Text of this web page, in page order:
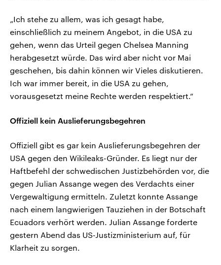
„Ich stehe zu allem, was ich gesagt habe,
einschließlich zu meinem Angebot, in die USA zu
gehen, wenn das Urteil gegen Chelsea Manning
herabgesetzt würde. Das wird aber nicht vor Mai
geschehen, bis dahin können wir Vieles diskutieren.
Ich war immer bereit, in die USA zu gehen,
vorausgesetzt meine Rechte werden respektiert.“
Offiziell kein Auslieferungsbegehren
Offiziell gibt es gar kein Auslieferungsbegehren der
USA gegen den Wikileaks-Gründer. Es liegt nur der
Haftbefehl der schwedischen Justizbehörden vor, die
gegen Julian Assange wegen des Verdachts einer
Vergewaltigung ermitteln. Zuletzt konnte Assange
nach einem langwierigen Tauziehen in der Botschaft
Ecuadors verhört werden. Julian Assange forderte
gestern Abend das US-Justizministerium auf, für
Klarheit zu sorgen.